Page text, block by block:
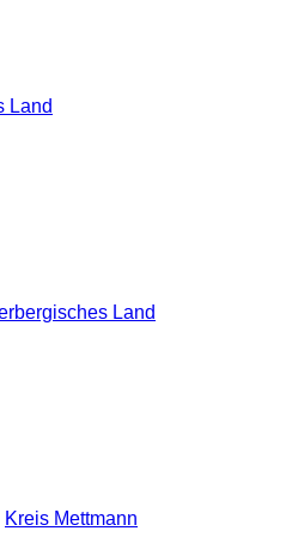
Land
Land
Kreis Mettmann